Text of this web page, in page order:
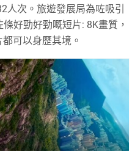
人次。旅遊發展局為咗吸引
好勁好勁嘅短片: 8K畫質，
可以身歷其境。